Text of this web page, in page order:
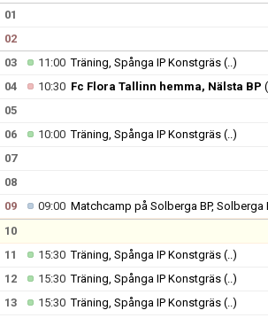
BILDGALLERI
DOKUMENT
KONTAKT
01
02
03 11:00Träning, Spånga IP Konstgräs (..)
04
10:30 Fc Flora Tallinn hemma, Nälsta BP
05
06
10:00Träning, Spånga IP Konstgräs (..)
07
08
09
09:00 Matchcamp på Solberga BP, Solberga
10
11
15:30Träning, Spånga IP Konstgräs (..)
12
15:30Träning, Spånga IP Konstgräs (..)
13
15:30Träning, Spånga IP Konstgräs (..)